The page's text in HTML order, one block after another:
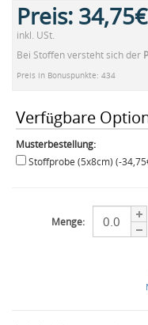
Preis: 34,75€
inkl. USt.
Bei Stoffen versteht sich der
Preis in Bonuspunkte: 434
Verfügbare
Musterbestellung:
Stoffprobe (5x8cm) (-
Menge: